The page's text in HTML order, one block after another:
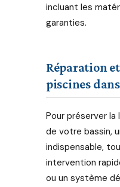
incluant les
garanties.
Réparation
piscines
Pour préserver
de votre bassin,
indispensable,
intervention
ou un système